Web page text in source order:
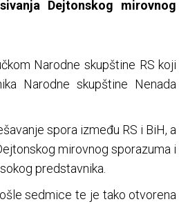
Dejtonskog mirovnog
Narodne skupštine RS koji
Narodne skupštine Nenada
spora između RS i BiH, a
mirovnog sporazuma i
predstavnika.
sedmice te je tako otvorena